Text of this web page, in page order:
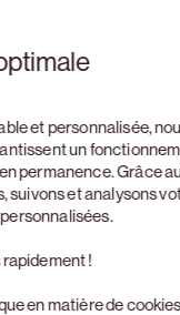
et personnalisée,
un
permanence. Grâce
et analysons
rapidement !
en matière de